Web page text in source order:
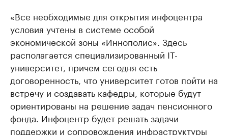
«Все необходимые для открытия инфоцентра
условия учтены в системе особой
экономической зоны «Иннополис». Здесь
располагается специализированный IT-
университет, причем сегодня есть
договоренность, что университет готов пойти на
встречу и создавать кафедры, которые будут
ориентированы на решение задач пенсионного
фонда. Инфоцентр будет решать задачи
поддержки и сопровождения инфраструктуры